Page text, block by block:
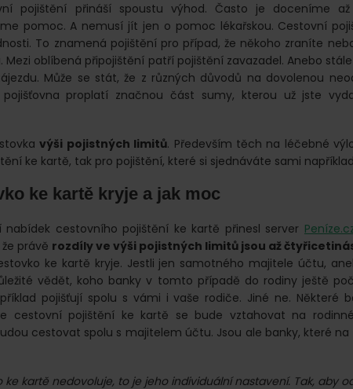
pojištění přináší spoustu výhod. Často je doceníme
pomoc. A nemusí jít jen o pomoc lékařskou. Cestovní
To znamená pojištění pro případ, že někoho zraníte
Mezi oblíbená připojištění patří pojištění zavazadel. Anebo
Může se stát, že z různých důvodů na dovolenou
proplatí značnou část sumy, kterou už jste
výši pojistných limitů. Především těch na léčebné
ke kartě, tak pro pojištění, které si sjednáváte sami například
ke kartě kryje a jak moc
nabídek cestovního pojištění ke kartě přinesl server
právě rozdíly ve výši pojistných limitů jsou až
ke kartě kryje. Jestli jen samotného majitele účtu,
vědět, koho banky v tomto případě do rodiny ještě
pojišťují spolu s vámi i vaše rodiče. Jiné ne. Některé
cestovní pojištění ke kartě se bude vztahovat na
cestovat spolu s majitelem účtu. Jsou ale banky, které
ke kartě nedovoluje, to je jeho individuální nastavení. Tak, aby